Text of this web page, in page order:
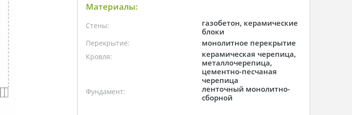
Материалы:
Стены:
газобетон, керамические
блоки
Перекрытие: монолитное перекрытие
Кровля:
керамическая черепица,
металлочерепица,
цементно-песчаная
черепица
Фундамент:
ленточный монолитно-
сборной